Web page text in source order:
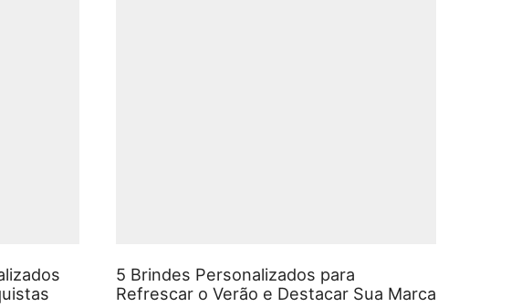
5 Brindes Personalizados para
Refrescar o Verão e Destacar Sua Marca